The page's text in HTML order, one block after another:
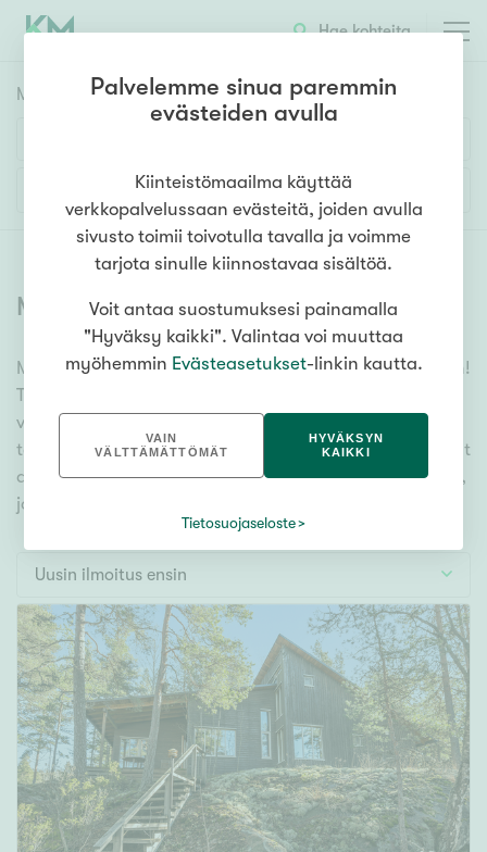
Hae kohteita
Myyntikohteet
1h 2h 3h 4h 5h+
Asuntotyyppi
Kerros-/luhtitalo
Rivitalo/paritalo
Omakoti-/erillistalo
Maa- tai metsätila
Vapaa-ajan asunto
Muut
Hinta
000 000 €
Lisää hakuehtoja
Myytävät asunnot (6324)
Meiltä löydät myytävät asunnot, oli tarpeesi mikä vain!
Tuhansien kohteiden ja satojen kiinteistönvälittäjien
verkostomme auttaa sinua kenties elämäsi
tärkeimmässä päätöksessä. Katso alta kaikki myytävät
asunnot. Hyödynnä myös kätevää hakutyökaluamme,
jonka avulla löydät omien toiveidesi mukaisen kodin.
Uusin ilmoitus ensin
Palvelemme sinua paremmin
evästeiden avulla
Kiinteistömaailma käyttää
verkkopalvelussaan evästeitä, joiden avulla
sivusto toimii toivotulla tavalla ja voimme
tarjota sinulle kiinnostavaa sisältöä.
Voit antaa suostumuksesi painamalla
"Hyväksy kaikki". Valintaa voi muuttaa
myöhemmin Evästeasetukset-linkin kautta.
VAIN
VÄLTTÄMÄTTÖMÄT
HYVÄKSYN
KAIKKI
Tietosuojaseloste